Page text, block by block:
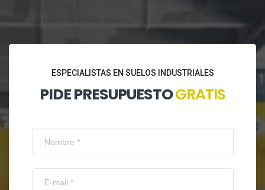
ESPECIALISTAS EN SUELOS INDUSTRIALES
PIDE PRESUPUESTOGRATIS